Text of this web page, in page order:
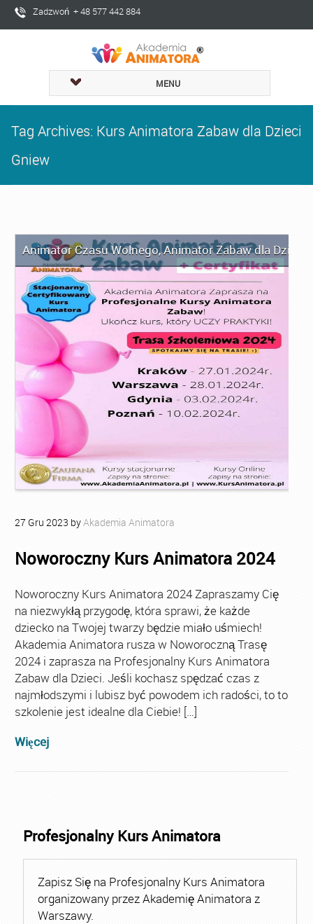
Zadzwoń + 48 577 442 884
MENU
Tag Archives: Kurs Animatora Zabaw dla Dzieci
Gniew
Animator Czasu Wolnego,Animator Zabaw dla Dzieci
27 Gru 2023 byAkademia Animatora
Noworoczny Kurs Animatora 2024
Noworoczny Kurs Animatora 2024 Zapraszamy Cię
na niezwykłą przygodę, która sprawi, że każde
dziecko na Twojej twarzy będzie miało uśmiech!
Akademia Animatora rusza w Noworoczną Trasę
2024 i zaprasza na Profesjonalny Kurs Animatora
Zabaw dla Dzieci. Jeśli kochasz spędzać czas z
najmłodszymi i lubisz być powodem ich radości, to to
szkolenie jest idealne dla Ciebie! […]
Więcej
Profesjonalny Kurs Animatora
Zapisz Się na Profesjonalny Kurs Animatora
organizowany przez Akademię Animatora z
Warszawy.